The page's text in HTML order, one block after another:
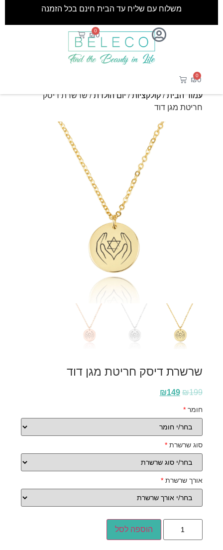
₪0
0
משלוח עם שליח עד הבית חינם בכל הזמנה
₪0
0
עמוד הבית/קולקציות/יום הולדת/ שרשרת דיסק
חריטת מגן דוד
שרשרת דיסק חריטת מגן דוד
₪199
₪149
חומר*
סוג שרשרת*
אורך שרשרת*
הוספה לסל